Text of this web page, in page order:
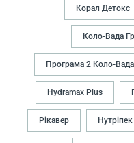
Корал Детокс
Коло-Вада
Програма 2 Коло-
Hydramax Plus
Рікавер Нутрiпек